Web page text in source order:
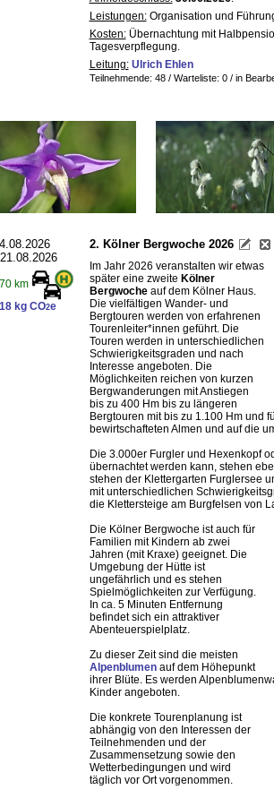
Leistungen:Organisation und
Kosten:Übernachtung mit
Tagesverpflegung.
Leitung: Ulrich Ehlen
Teilnehmende: 48 / Warteliste: 0 / in
km
kg CO2e
2. Kölner Bergwoche 2026
Im Jahr 2026 veranstalten wir etwas
später eine zweite Kölner
Bergwocheauf dem Kölner Haus.
Die vielfältigen Wander- und
Bergtouren werden von erfahrenen
Tourenleiter*innen geführt. Die
Touren werden in unterschiedlichen
Schwierigkeitsgraden und nach
Interesse angeboten. Die
Möglichkeiten reichen von kurzen
Bergwanderungen mit Anstiegen
bis zu 400 Hm bis zu längeren
Bergtouren mit bis zu 1.100 Hm und
bewirtschafteten Almen und auf die
Die 3.000er Furgler und Hexenkopf
übernachtet werden kann, stehen
stehen der Klettergarten Furglersee
mit unterschiedlichen
die Klettersteige am Burgfelsen von
Die Kölner Bergwoche ist auch für
Familien mit Kindern ab zwei
Jahren (mit Kraxe) geeignet. Die
Umgebung der Hütte ist
ungefährlich und es stehen
Spielmöglichkeiten zur Verfügung.
In ca. 5 Minuten Entfernung
befindet sich ein attraktiver
Abenteuerspielplatz.
Zu dieser Zeit sind die meisten
Alpenblumenauf dem Höhepunkt
ihrer Blüte. Es werden
Kinder angeboten.
Die konkrete Tourenplanung ist
abhängig von den Interessen der
Teilnehmenden und der
Zusammensetzung sowie den
Wetterbedingungen und wird
täglich vor Ort vorgenommen.